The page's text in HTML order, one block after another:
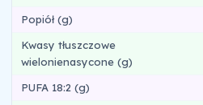
Popiół (g)
Kwasy tłuszczowe
wielonienasycone (g)
PUFA 18:2 (g)